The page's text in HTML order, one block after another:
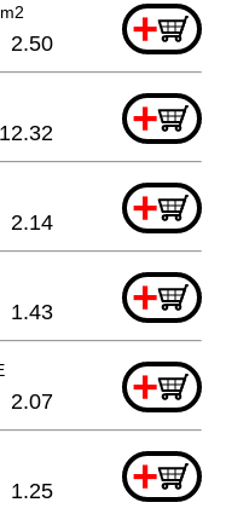
+
2.50
+
12.32
+
2.14
+
1.43
+
2.07
+
1.25